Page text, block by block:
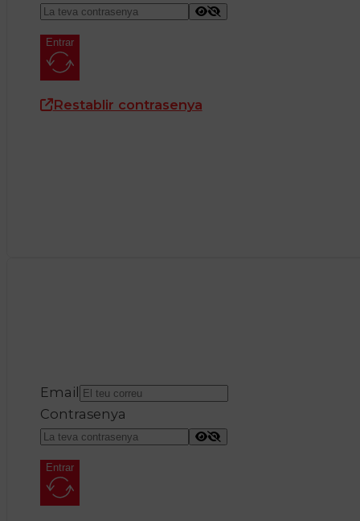
Entrar
Restablir contrasenya
Email
Contrasenya
Entrar